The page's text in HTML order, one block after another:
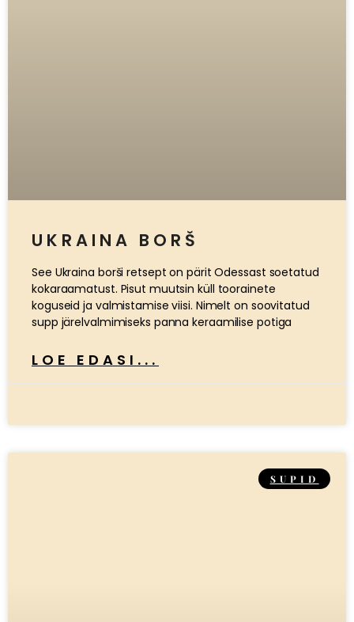
UKRAINA BORŠ
See Ukraina borši retsept on pärit Odessast soetatud
kokaraamatust. Pisut muutsin küll toorainete
koguseid ja valmistamise viisi. Nimelt on soovitatud
supp järelvalmimiseks panna keraamilise potiga
LOE EDASI...
SUPID